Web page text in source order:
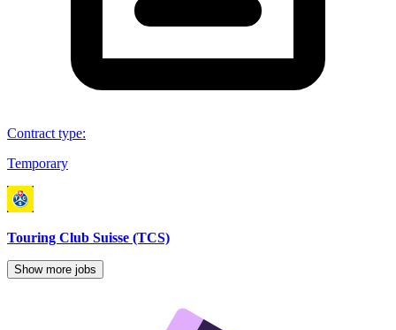
Contract type:
Temporary
Touring Club Suisse (TCS)
Show more jobs